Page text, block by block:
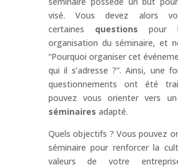
visé. Vous devez alors
certaines questionspour
organisation du séminaire, et
“Pourquoi organiser cet
qui il s’adresse ?”. Ainsi, une
questionnements ont été
pouvez vous orienter vers un
séminaires adapté.
Quels objectifs ? Vous pouvez
séminaire pour renforcer la
valeurs de votre